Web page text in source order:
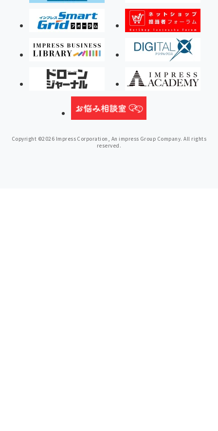
Copyright ©2026 Impress Corporation, An impress Group Company. All rights
reserved.